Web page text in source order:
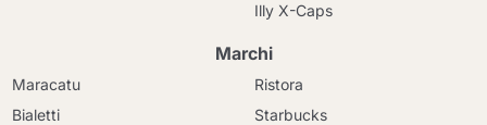
Illy X-Caps
Marchi
Maracatu
Bialetti
Ristora
Starbucks